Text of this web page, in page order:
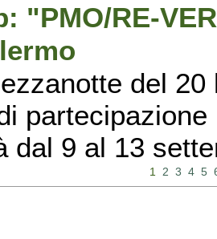
"PMO/RE-
del
dal 9 al 13
1 2 3 4 5